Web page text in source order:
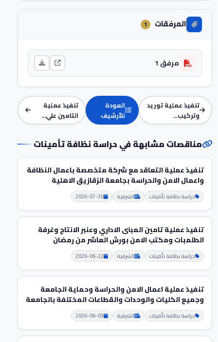
المرفقات 1
مرفق 1
تنفيذ عملية توريد
وتركيب...
العودة
للأرشيف
تنفيذ عملية
التامين علي...
مناقصات مشابهة في حراسة نظافة تأمينات
تنفيذ عملية التعاقد مع شركة متخصصة باعمال النظافة
واعمال الامن والحراسة بجامعة الزقازيق الاهلية
حراسة نظافة تأمينات الشرقية 2026-07-30
تنفيذ عملية تامين المبنى الاداري وعنبر الانتاج وغرفة
الطلمبات ومكتب الامن بورش العاشر من رمضان
حراسة نظافة تأمينات الشرقية 2026-06-22
تنفيذ عملية اعمال الامن والحراسة وحماية الجامعة
وجميع الكليات والوحدات والقطاعات المختلفة بالجامعة
حراسة نظافة تأمينات الشرقية 2026-06-03